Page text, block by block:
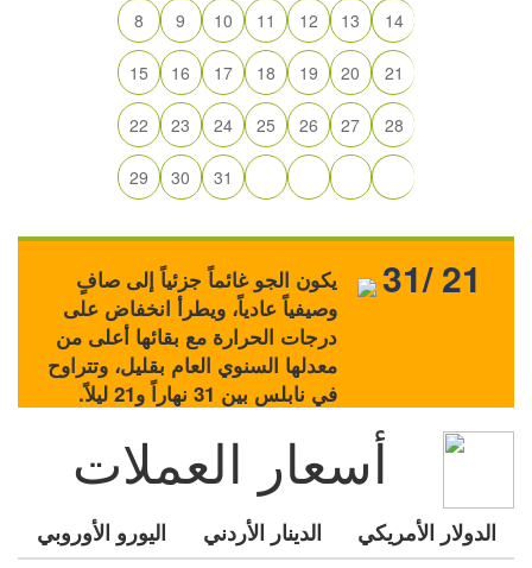
8 9 10 11 12 13 14
15 16 17 18 19 20 21
22 23 24 25 26 27 28
29 30 31
يكون الجو غائماً جزئياً إلى صافٍ
وصيفياً عادياً، ويطرأ انخفاض على
درجات الحرارة مع بقائها أعلى من
معدلها السنوي العام بقليل، وتتراوح
في نابلس بين 31 نهاراً و21 ليلاً.
31/ 21
أسعار العملات
الدولار الأمريكي الدينار الأردني اليورو الأوروبي